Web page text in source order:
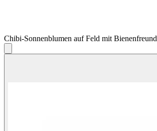
Chibi-Sonnenblumen auf Feld mit Bienenfreund